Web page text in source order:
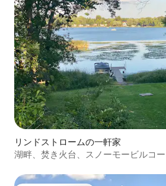
リンドストロームの一軒家
湖畔、焚き火台、スノーモービルコ